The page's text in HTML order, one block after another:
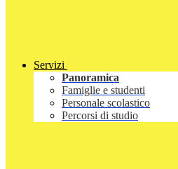
Servizi
Panoramica
Famiglie e studenti
Personale scolastico
Percorsi di studio